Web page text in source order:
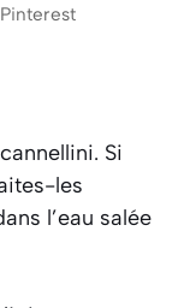
Si
les
l’eau salée